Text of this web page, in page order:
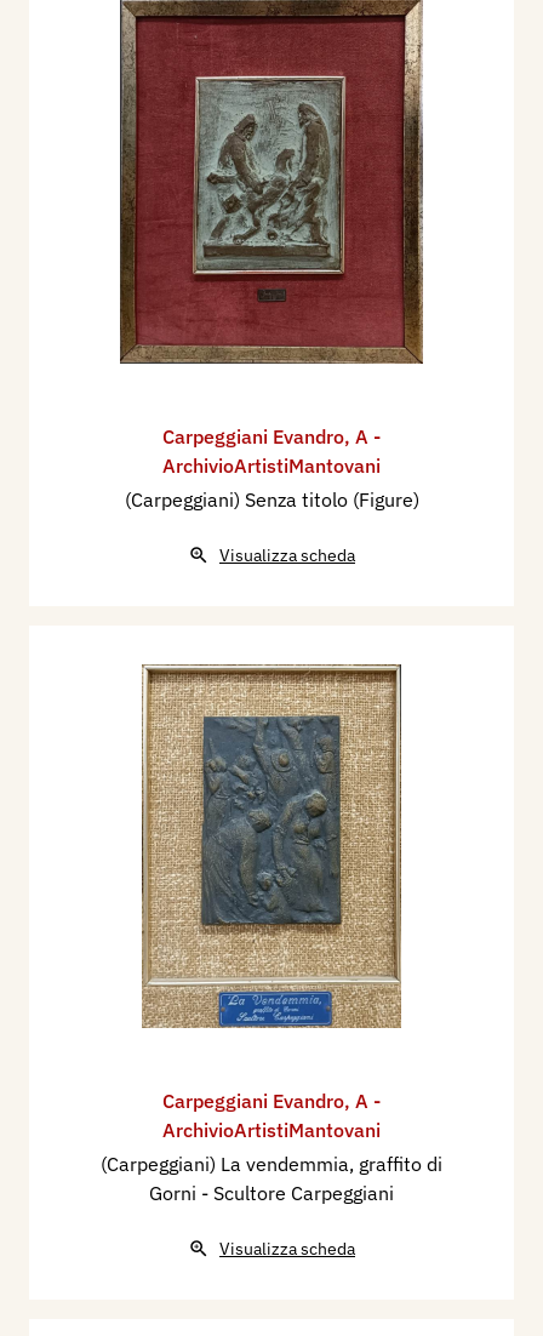
Carpeggiani Evandro, A -
ArchivioArtistiMantovani
(Carpeggiani) Senza titolo (Figure)
Visualizza scheda
Carpeggiani Evandro, A -
ArchivioArtistiMantovani
(Carpeggiani) La vendemmia, graffito di
Gorni - Scultore Carpeggiani
Visualizza scheda